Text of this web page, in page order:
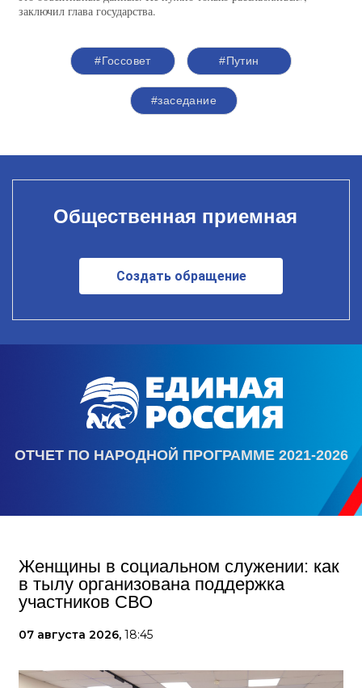
заключил глава государства.
#Госсовет #Путин
#заседание
Общественная приемная
Создать обращение
ОТЧЕТ ПО НАРОДНОЙ ПРОГРАММЕ 2021-2026
Женщины в социальном служении: как
в тылу организована поддержка
участников СВО
07 августа 2026, 18:45